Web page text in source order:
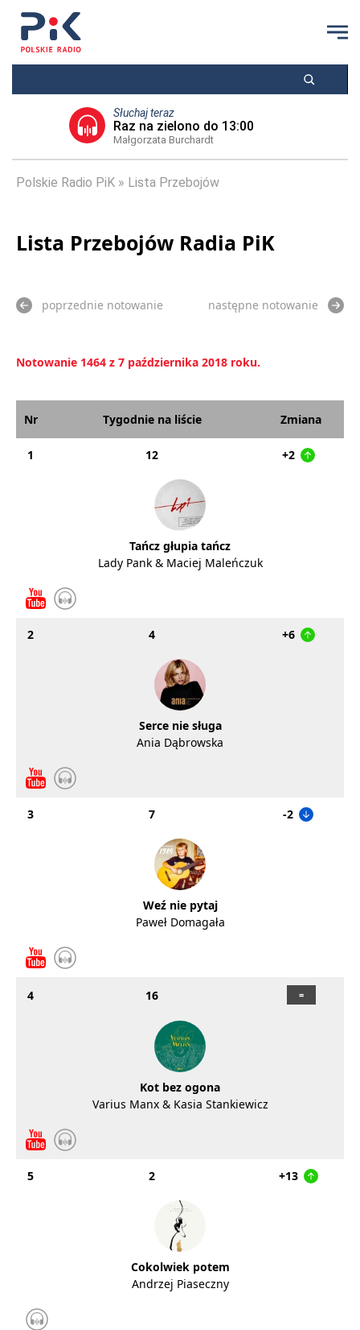
Słuchaj teraz
Raz na zielono do 13:00
Małgorzata Burchardt
Polskie Radio PiK Lista Przebojów
Lista Przebojów Radia PiK
poprzednie notowanie następne notowanie
Notowanie 1464 z 7 października 2018 roku.
Nr Tygodnie na liście Zmiana
1 12 +2
Tańcz głupia tańcz
Lady Pank & Maciej Maleńczuk
2 4 +6
Serce nie sługa
Ania Dąbrowska
3 7 -2
Weź nie pytaj
Paweł Domagała
4 16
Kot bez ogona
Varius Manx & Kasia Stankiewicz
5 2 +13
Cokolwiek potem
Andrzej Piaseczny